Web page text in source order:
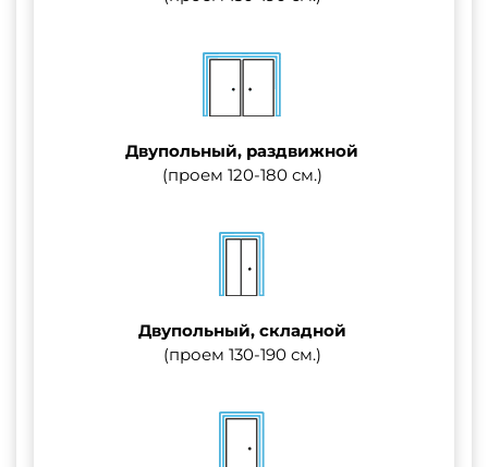
Двупольный, раздвижной
(проем 120-180 см.)
Двупольный, складной
(проем 130-190 см.)